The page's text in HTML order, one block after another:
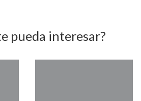
pueda interesar?